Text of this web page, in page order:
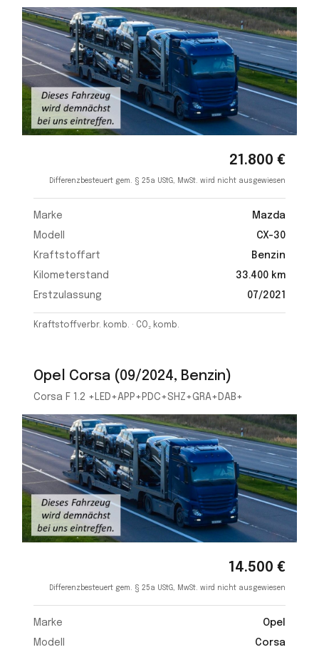
21.800 €
Differenzbesteuert gem. § 25a UStG, MwSt. wird nicht ausgewiesen
Marke
Mazda
Modell
CX-30
Kraftstoffart
Benzin
Kilometerstand
33.400 km
Erstzulassung
07/2021
Kraftstoffverbr. komb. · CO₂ komb.
Opel Corsa (09/2024, Benzin)
Corsa F 1.2 +LED+APP+PDC+SHZ+GRA+DAB+
14.500 €
Differenzbesteuert gem. § 25a UStG, MwSt. wird nicht ausgewiesen
Marke
Opel
Modell
Corsa